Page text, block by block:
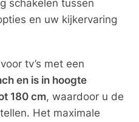
schakelen tussen
en uw kijkervaring
tv’s met een
en is in hoogte
180 cm, waardoor u de
Het maximale